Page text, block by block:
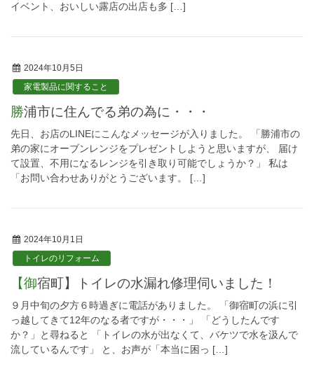
イベント、おいしい露店の出店も多 […]
2024年10月5日
家電製品に関すること
勝浦市に住んでる弟の為に・・・
先日、お店のLINEにこんなメッセージが入りました。 「勝浦市の
弟の家にオーブンレンジをプレゼントしようと思いますが、 届け
て設置、不用になるレンジを引き取り可能でしょうか？」 私は
「お問い合わせありがとうございます。 […]
2024年10月1日
トイレのリフォーム
【御宿町】トイレの水漏れ修理伺いました！
９月中旬の夕方６時過ぎに電話がありました。 「御宿町の浜に引
っ越してきて12年のなる者ですが・・・」 「どうしたんです
か？」と尋ねると 「トイレの水が出なくて、バケツで水を汲んで
流しているんです」 と、お声が「本当に困っ […]